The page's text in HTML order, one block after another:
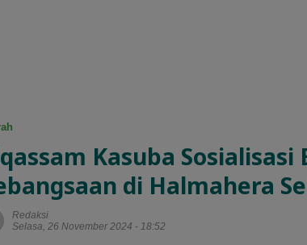
Kasuba Sosialisasi
di Halmahera
Redaksi
Selasa, 26 November 2024 - 18:52